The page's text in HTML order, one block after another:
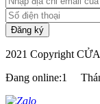
2021 Copyright
Đang online:1